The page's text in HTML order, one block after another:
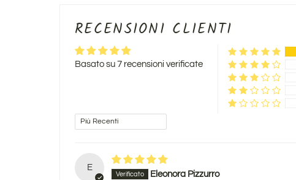
RECENSIONI CLIENTI
Basato su 7 recensioni verificate
Sort by
E
Eleonora Pizzurro